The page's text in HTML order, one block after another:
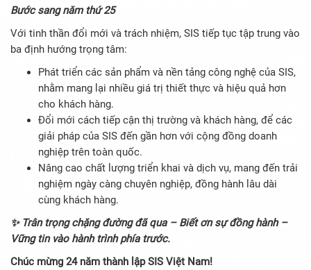
Bước sang năm thứ 25
Với tinh thần đổi mới và trách nhiệm, SIS tiếp tục tập trung vào
ba định hướng trọng tâm:
Phát triển các sản phẩm và nền tảng công nghệ của SIS,
nhằm mang lại nhiều giá trị thiết thực và hiệu quả hơn
cho khách hàng.
Đổi mới cách tiếp cận thị trường và khách hàng, để các
giải pháp của SIS đến gần hơn với cộng đồng doanh
nghiệp trên toàn quốc.
Nâng cao chất lượng triển khai và dịch vụ, mang đến trải
nghiệm ngày càng chuyên nghiệp, đồng hành lâu dài
cùng khách hàng.
✨ Trân trọng chặng đường đã qua – Biết ơn sự đồng hành –
Vững tin vào hành trình phía trước.
Chúc mừng 24 năm thành lập SIS Việt Nam!